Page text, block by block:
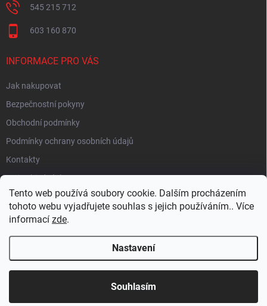
Tento web používá soubory cookie. Dalším procházením
tohoto webu vyjadřujete souhlas s jejich používáním.. Více
informací zde.
Nastavení
Souhlasím
545 215 712
603 160 870
INFORMACE PRO VÁS
Jak nakupovat
Bezpečnostní pokyny
Obchodní podmínky
Podmínky ochrany osobních údajů
Kontakty
Moje objednávka
HEUREKA
EUROLAMP.cz . Všechna práva vyhrazena.